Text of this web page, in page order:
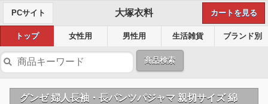
PCサイト 大塚衣料 カートを見る
トップ 女性用 男性用 生活雑貨 ブランド別
商品検索
グンゼ 婦人長袖・長パンツパジャマ 親切サイズ 綿